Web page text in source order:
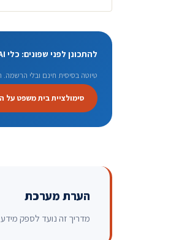
להתכונן לפני שפונים: כלי AI לפי הנושא של המדריך
טיוטה בסיסית חינם ובלי הרשמה.
סימולציית בית משפט
הערת מערכת
מדריך זה נועד לספק מידע